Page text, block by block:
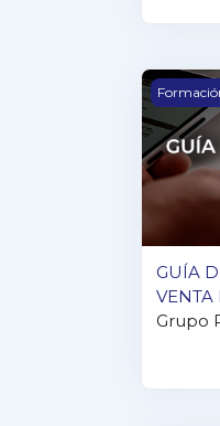
GUÍA
GUÍA
VENTA
Grupo